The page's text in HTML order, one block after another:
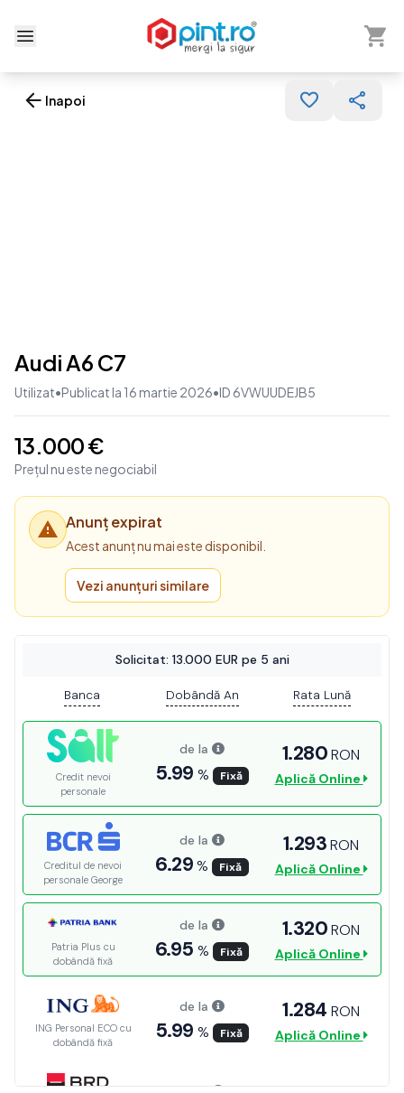
Deschide meniu
Arată
Inapoi
Audi A6 C7
Utilizat•Publicat la 16 martie 2026•ID 6VWUUDEJB5
13.000 €
Prețul nu este negociabil
Anunț expirat
Acest anunț nu mai este disponibil.
Vezi anunțuri similare